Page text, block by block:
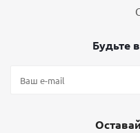
Будьте